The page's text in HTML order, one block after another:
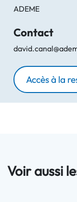
ADEME
Contact
Accès à la
Voir aussi